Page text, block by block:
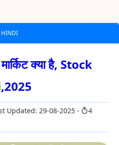
HINDI
क्या है, Stock
Updated: 29-08-2025
4